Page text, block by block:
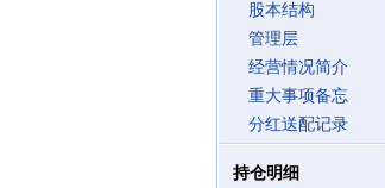
股本结构
管理层
经营情况简介
重大事项备忘
分红送配记录
持仓明细